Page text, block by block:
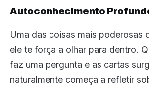
Autoconhecimento
Uma das coisas mais poderosas
ele te força a olhar para dentro.
faz uma pergunta e as cartas
naturalmente começa a refletir